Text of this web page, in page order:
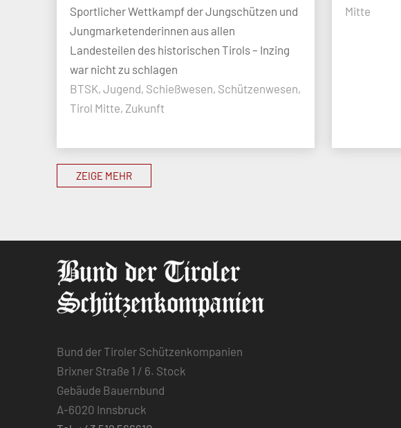
Sportlicher Wettkampf der Jungschützen und
Jungmarketenderinnen aus allen
Landesteilen des historischen Tirols – Inzing
war nicht zu schlagen
BTSK, Jugend, Schießwesen, Schützenwesen,
Tirol Mitte, Zukunft
Mitte
ZEIGE MEHR
Bund der Tiroler Schützenkompanien
Brixner Straße 1 / 6. Stock
Gebäude Bauernbund
A-6020 Innsbruck